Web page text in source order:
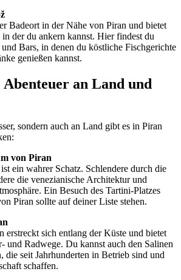
Badeort in der Nähe von Piran und bietet
der du ankern kannst. Hier findest du
Bars, in denen du köstliche Fischgerichte
genießen kannst.
an Land und
sondern auch an Land gibt es in Piran
von Piran
ein wahrer Schatz. Schlendere durch die
die venezianische Architektur und
Ein Besuch des Tartini-Platzes
Piran sollte auf deiner Liste stehen.
erstreckt sich entlang der Küste und bietet
und Radwege. Du kannst auch den Salinen
die seit Jahrhunderten in Betrieb sind und
schaffen.